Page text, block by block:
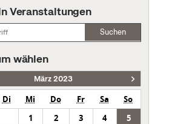
Veranstaltungen
Suchen
wählen
März 2023
Di Mi Do Fr Sa
So
1
2 3 4
5